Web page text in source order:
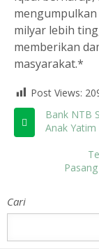
mengumpulkan
milyar lebih
memberikan
masyarakat.*
Post Views:
Bank NTB
Anak
Cari